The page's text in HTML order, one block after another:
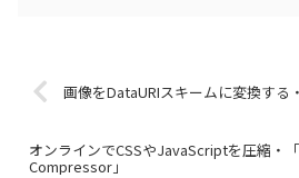
画像をDataURIスキームに変換する
オンラインでCSSやJavaScriptを圧縮・
Compressor」